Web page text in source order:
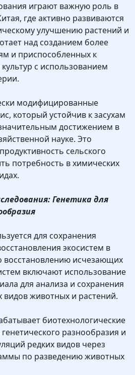
играют важную роль в
где активно развиваются
улучшению растений и
над созданием более
и приспособленных к
с использованием
модифицированные
который устойчив к засухам
достижением в
науке. Это
сельского
потребность в химических
Генетика для
для сохранения
экосистем в
исчезающих
включают использование
для анализа и сохранения
животных и растений.
биотехнологические
разнообразия и
редких видов через
по разведению животных